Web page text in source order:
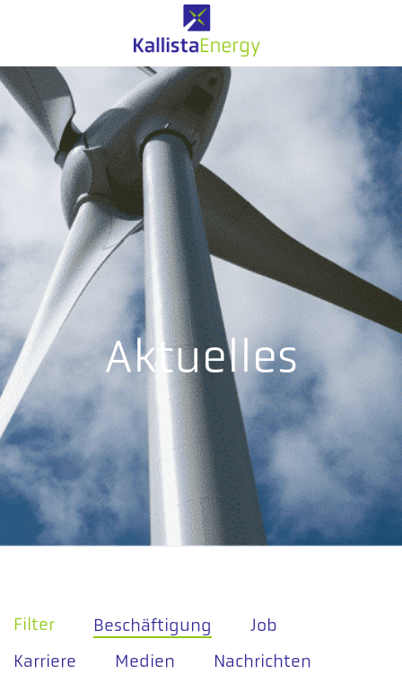
Aktuelles
Filter Beschäftigung
Job
Karriere
Medien
Nachrichten